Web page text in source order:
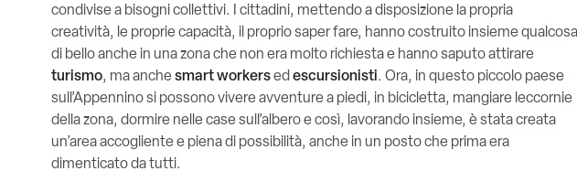
condivise a bisogni collettivi. I cittadini, mettendo a disposizione la propria
creatività, le proprie capacità, il proprio saper fare, hanno costruito insieme qualcosa
di bello anche in una zona che non era molto richiesta e hanno saputo attirare
turismo, ma anchesmart workersed escursionisti. Ora, in questo piccolo paese
sull’Appennino si possono vivere avventure a piedi, in bicicletta, mangiare leccornie
della zona, dormire nelle case sull’albero e così, lavorando insieme, è stata creata
un’area accogliente e piena di possibilità, anche in un posto che prima era
dimenticato da tutti.